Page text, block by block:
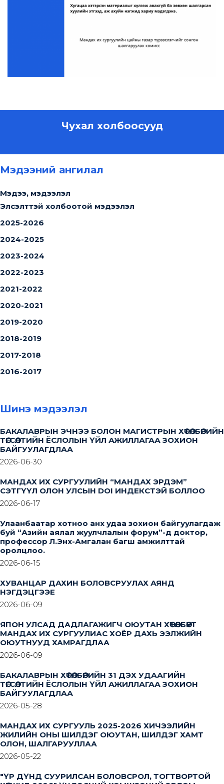
Чухал холбоосууд
Мэдээний ангилал
Мэдээ, мэдээлэл
Элсэлттэй холбоотой мэдээлэл
2025-2026
2024-2025
2023-2024
2022-2023
2021-2022
2020-2021
2019-2020
2018-2019
2017-2018
2016-2017
Шинэ мэдээлэл
БАКАЛАВРЫН ЭЧНЭЭ БОЛОН МАГИСТРЫН ХӨТӨЛБӨРИЙН
ТӨГСӨЛТИЙН ЁСЛОЛЫН ҮЙЛ АЖИЛЛАГАА ЗОХИОН
БАЙГУУЛАГДЛАА
2026-06-30
МАНДАХ ИХ СУРГУУЛИЙН “МАНДАХ ЭРДЭМ”
СЭТГҮҮЛ ОЛОН УЛСЫН DOI ИНДЕКСТЭЙ БОЛЛОО
2026-06-17
Улаанбаатар хотноо анх удаа зохион байгуулагдаж
буй “Азийн аялал жуулчлалын форум”-д доктор,
профессор Л.Энх-Амгалан багш амжилттай
оролцлоо.
2026-06-15
ХУВАНЦАР ДАХИН БОЛОВСРУУЛАХ АЯНД
НЭГДЭЦГЭЭЕ
2026-06-09
ЯПОН УЛСАД ДАДЛАГАЖИГЧ ОЮУТАН ХӨТӨЛБӨРТ
МАНДАХ ИХ СУРГУУЛИАС ХОЁР ДАХЬ ЭЭЛЖИЙН
ОЮУТНУУД ХАМРАГДЛАА
2026-06-09
БАКАЛАВРЫН ХӨТӨЛБӨРИЙН 31 ДЭХ УДААГИЙН
ТӨГСӨЛТИЙН ЁСЛОЛЫН ҮЙЛ АЖИЛЛАГАА ЗОХИОН
БАЙГУУЛАГДЛАА
2026-05-28
МАНДАХ ИХ СУРГУУЛЬ 2025-2026 ХИЧЭЭЛИЙН
ЖИЛИЙН ОНЫ ШИЛДЭГ ОЮУТАН, ШИЛДЭГ ХАМТ
ОЛОН, ШАЛГАРУУЛЛАА
2026-05-22
"ҮР ДҮНД СУУРИЛСАН БОЛОВСРОЛ, ТОГТВОРТОЙ